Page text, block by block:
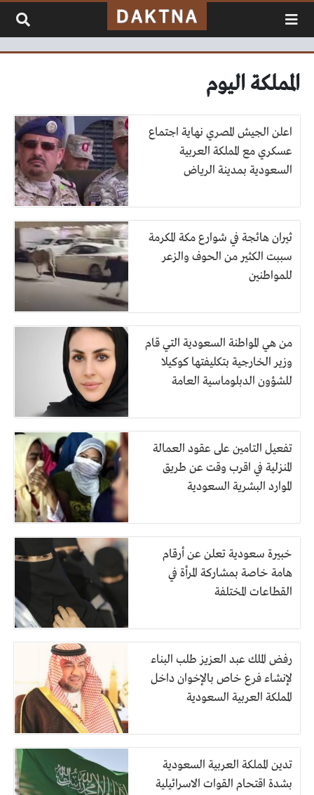
المملكة اليوم
اعلن الجيش المصري نهاية اجتماع
عسكري مع المملكة العربية
السعودية بمدينة الرياض
ثيران هائجة في شوارع مكة المكرمة
سببت الكثير من الحوف والزعر
للمواطنين
من هي المواطنة السعودية التي قام
وزير الخارجية بتكليفتها كوكيلا
للشؤون الدبلوماسية العامة
تفعيل التامين على عقود العمالة
المنزلية في اقرب وقت عن طريق
الموارد البشرية السعودية
خبيرة سعودية تعلن عن أرقام
هامة خاصة بمشاركة المرأة في
القطاعات المختلفة
رفض الملك عبد العزيز طلب البناء
لإنشاء فرع خاص بالإخوان داخل
المملكة العربية السعودية
تدين المملكة العربية السعودية
بشدة اقتحام القوات الاسرائيلية